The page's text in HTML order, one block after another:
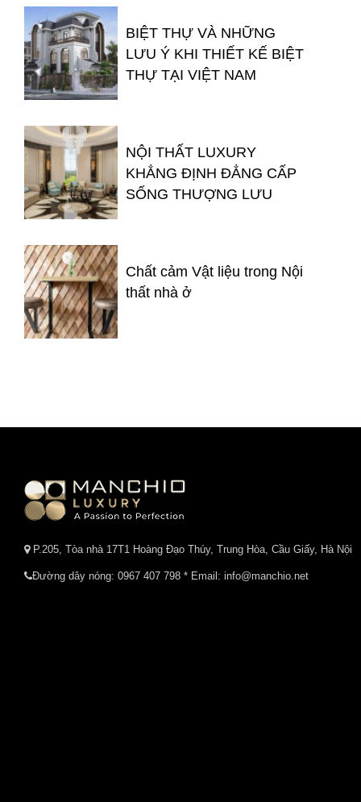
BIỆT THỰ VÀ NHỮNG
LƯU Ý KHI THIẾT KẾ BIỆT
THỰ TẠI VIỆT NAM
NỘI THẤT LUXURY
KHẲNG ĐỊNH ĐẲNG CẤP
SỐNG THƯỢNG LƯU
Chất cảm Vật liệu trong Nội
thất nhà ở
P.205, Tòa nhà 17T1 Hoàng Đạo Thúy, Trung Hòa, Cầu Giấy, Hà Nội
Đường dây nóng: 0967 407 798 * Email: info@manchio.net